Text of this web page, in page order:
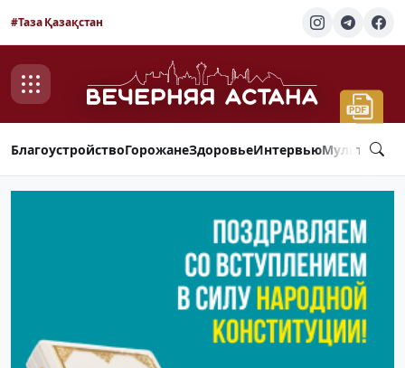
#Таза Қазақстан
БлагоустройствоГорожанеЗдоровьеИнтервью